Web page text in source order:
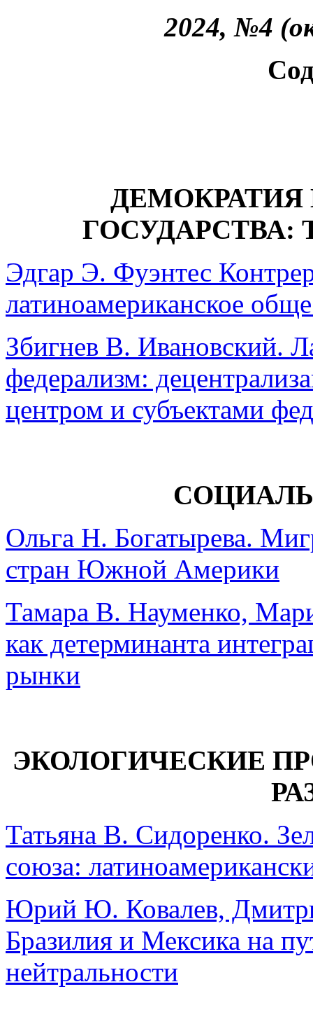
2024, №4
ГОСУДАРСТВА:
Эдгар Э. Фуэнтес
латиноамериканское
Збигнев В. Ивановский.
федерализм:
центром и субъектами
Ольга Н. Богатырева.
стран Южной Америки
Тамара В. Науменко,
как детерминанта
рынки
ЭКОЛОГИЧЕСКИЕ
Татьяна В. Сидоренко.
союза:
Юрий Ю. Ковалев,
Бразилия и Мексика на
нейтральности